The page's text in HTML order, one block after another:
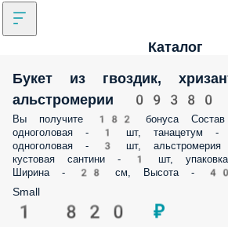
Каталог
Букет из гвоздик,
альстромерии 09380
Вы получите 182 бонуса Состав
одноголовая - 1 шт, танацетум
одноголовая - 3 шт,
кустовая сантини - 1 шт,
Ширина - 28 см, Высота -
Small
1 820 ₽